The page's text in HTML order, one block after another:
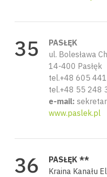
PASŁĘK
ul. Bolesława
14-400 Pasłęk
tel.+48 605
tel.+48 55 248
e-mail:
www.paslek.pl
PASŁĘK **
Kraina Kanału